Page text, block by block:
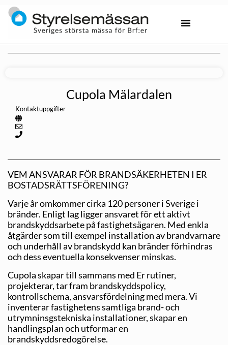
Cupola Mälardalen
Kontaktuppgifter
VEM ANSVARAR FÖR BRANDSÄKERHETEN I ER
BOSTADSRÄTTSFÖRENING?
Varje år omkommer cirka 120 personer i Sverige i
bränder. Enligt lag ligger ansvaret för ett aktivt
brandskyddsarbete på fastighetsägaren. Med enkla
åtgärder som till exempel installation av brandvarnare
och underhåll av brandskydd kan bränder förhindras
och dess eventuella konsekvenser minskas.
Cupola skapar till sammans med Er rutiner,
projekterar, tar fram brandskyddspolicy,
kontrollschema, ansvarsfördelning med mera. Vi
inventerar fastighetens samtliga brand- och
utrymninsgstekniska installationer, skapar en
handlingsplan och utformar en
brandskyddsredogörelse.